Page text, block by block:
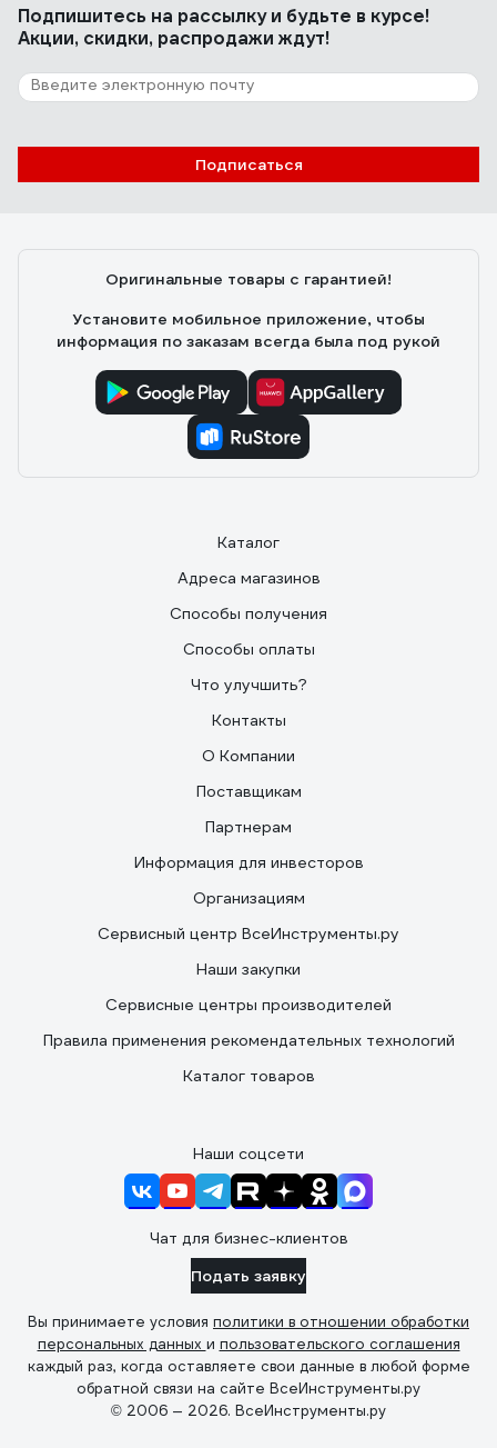
Подпишитесь на рассылкуи будьте в курсе!
Акции, скидки, распродажи ждут!
Подписаться
Оригинальные товары с гарантией!
Установите мобильное приложение, чтобы
информация по заказам всегда была под рукой
Каталог
Адреса магазинов
Способы получения
Способы оплаты
Что улучшить?
Контакты
О Компании
Поставщикам
Партнерам
Информация для инвесторов
Организациям
Сервисный центр ВсеИнструменты.ру
Наши закупки
Сервисные центры производителей
Правила применения рекомендательных технологий
Каталог товаров
Наши соцсети
Чат для бизнес-клиентов
Подать заявку
Вы принимаете условия политики в отношении обработки
персональных данных и пользовательского соглашения
каждый раз, когда оставляете свои данные в любой форме
обратной связи на сайте ВсеИнструменты.ру
© 2006 — 2026. ВсеИнструменты.ру